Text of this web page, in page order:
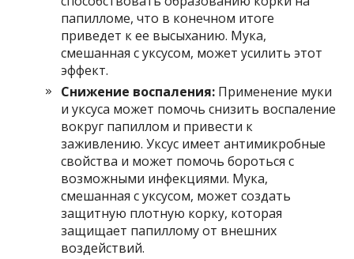
папилломе, что в конечном итоге
приведет к ее высыханию. Мука,
смешанная с уксусом, может усилить этот
эффект.
Снижение воспаления: Применение муки
и уксуса может помочь снизить воспаление
вокруг папиллом и привести к
заживлению. Уксус имеет антимикробные
свойства и может помочь бороться с
возможными инфекциями. Мука,
смешанная с уксусом, может создать
защитную плотную корку, которая
защищает папиллому от внешних
воздействий.